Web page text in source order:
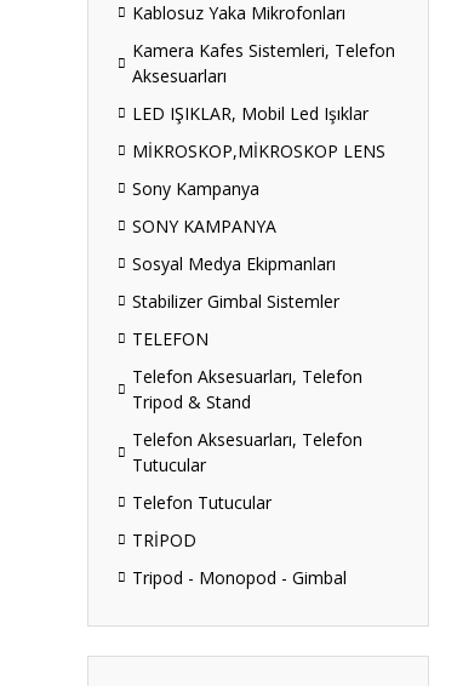
Kablosuz Yaka Mikrofonları
Kamera Kafes Sistemleri, Telefon
Aksesuarları
LED IŞIKLAR, Mobil Led Işıklar
MİKROSKOP,MİKROSKOP LENS
Sony Kampanya
SONY KAMPANYA
Sosyal Medya Ekipmanları
Stabilizer Gimbal Sistemler
TELEFON
Telefon Aksesuarları, Telefon
Tripod & Stand
Telefon Aksesuarları, Telefon
Tutucular
Telefon Tutucular
TRİPOD
Tripod - Monopod - Gimbal